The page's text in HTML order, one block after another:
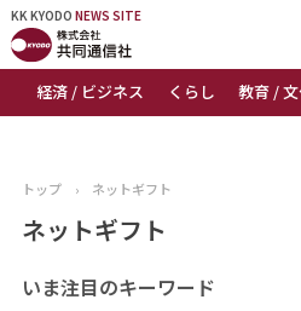
KK KYODO NEWS SITE
経済 / ビジネス くらし 教育 /
KK KYODONEWS SITE
トップページ
ニュース
おすすめコンテンツ
トップ › ネットギフト
ネットギフト
いま注目のキーワード